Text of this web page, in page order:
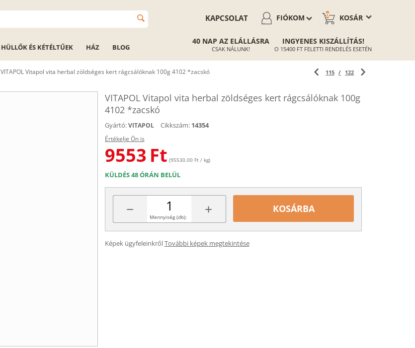
KOSÁR
0
FIÓKOM
KAPCSOLAT
HÜLLŐK ÉS KÉTÉLTŰEK HÁZ BLOG
40 NAP AZ ELÁLLÁSRA
CSAK NÁLUNK!
INGYENES KISZÁLLÍTÁS!
O 15400 FT FELETTI RENDELÉS ESETÉN
VITAPOL Vitapol vita herbal zöldséges kert rágcsálóknak 100g 4102 *zacskó 115 / 122
VITAPOL Vitapol vita herbal zöldséges kert rágcsálóknak 100g
4102 *zacskó
Gyártó: VITAPOL Cikkszám: 14354
Értékelje Ön is
9553 Ft (95530.00 Ft / kg)
KÜLDÉS 48 ÓRÁN BELÜL
− +
Mennyiség (db):
KOSÁRBA
Képek ügyfeleinkrőlTovábbi képek megtekintése